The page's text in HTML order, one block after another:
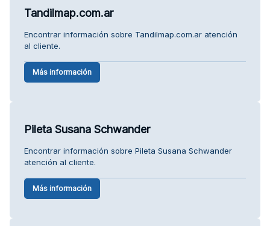
Tandilmap.com.ar
Encontrar información sobre Tandilmap.com.ar atención
al cliente.
Más información
Pileta Susana Schwander
Encontrar información sobre Pileta Susana Schwander
atención al cliente.
Más información